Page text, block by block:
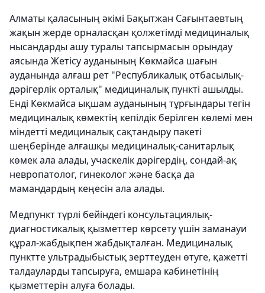
Алматы қаласының әкімі Бақытжан Сағынтаевтың
жақын жерде орналасқан қолжетімді медициналық
нысандарды ашу туралы тапсырмасын орындау
аясында Жетісу ауданының Көкмайса шағын
ауданында алғаш рет "Республикалық отбасылық-
дәрігерлік орталық" медициналық пункті ашылды.
Енді Көкмайса ықшам ауданының тұрғындары тегін
медициналық көмектің кепілдік берілген көлемі мен
міндетті медициналық сақтандыру пакеті
шеңберінде алғашқы медициналық-санитарлық
көмек ала алады, учаскелік дәрігердің, сондай-ақ
невропатолог, гинеколог және басқа да
мамандардың кеңесін ала алады.
Медпункт түрлі бейіндегі консультациялық-
диагностикалық қызметтер көрсету үшін заманауи
құрал-жабдықпен жабдықталған. Медициналық
пунктте ультрадыбыстық зерттеуден өтуге, қажетті
талдауларды тапсыруға, емшара кабинетінің
қызметтерін алуға болады.